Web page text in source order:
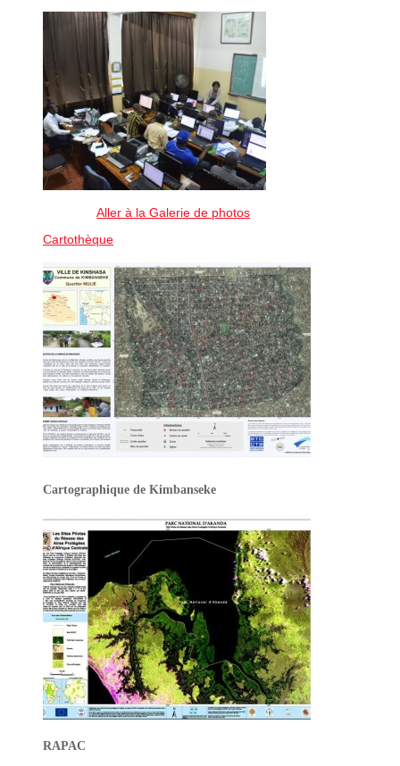
Aller à la Galerie de photos
Cartothèque
Cartographique de Kimbanseke
RAPAC